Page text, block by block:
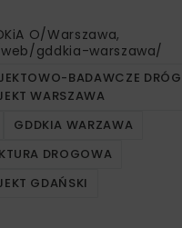
O/Warszawa,
gddkia-warszawa/
BADAWCZE
WARSZAWA
GDDKIA WARZAWA
DROGOWA
GDAŃSKI